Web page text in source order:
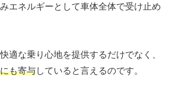
エネルギーとして車体全体で受け止め
適な乗り心地を提供するだけでなく、
も寄与していると言えるのです。